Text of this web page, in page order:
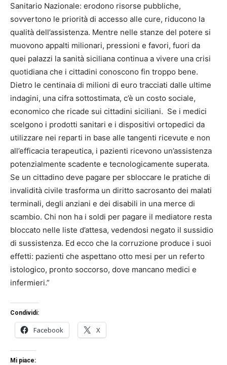
Sanitario Nazionale: erodono risorse pubbliche,
sovvertono le priorità di accesso alle cure, riducono la
qualità dell’assistenza. Mentre nelle stanze del potere si
muovono appalti milionari, pressioni e favori, fuori da
quei palazzi la sanità siciliana continua a vivere una crisi
quotidiana che i cittadini conoscono fin troppo bene.
Dietro le centinaia di milioni di euro tracciati dalle ultime
indagini, una cifra sottostimata, c’è un costo sociale,
economico che ricade sui cittadini siciliani. Se i medici
scelgono i prodotti sanitari e i dispositivi ortopedici da
utilizzare nei reparti in base alle tangenti ricevute e non
all’efficacia terapeutica, i pazienti ricevono un’assistenza
potenzialmente scadente e tecnologicamente superata.
Se un cittadino deve pagare per sbloccare le pratiche di
invalidità civile trasforma un diritto sacrosanto dei malati
terminali, degli anziani e dei disabili in una merce di
scambio. Chi non ha i soldi per pagare il mediatore resta
bloccato nelle liste d’attesa, vedendosi negato il sussidio
di sussistenza. Ed ecco che la corruzione produce i suoi
effetti: pazienti che aspettano otto mesi per un referto
istologico, pronto soccorso, dove mancano medici e
infermieri.”
Condividi:
Facebook X
Mi piace: